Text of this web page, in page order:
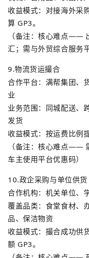
收益模式：对接海外采
算 GP3。
（备注：核心难点——
汇；需与外贸综合服务
9.物流货运撮合
合作平台： 满帮集团、
业
业务范围：同城配送、
发货
收益模式：按运费比例
（备注：核心难点——
车主使用平台优惠码）
10.政企采购与单位供货
合作机构：机关单位、
覆盖品类：食堂食材、
品、保洁物资
收益模式：撮合成功供
额 GP3。